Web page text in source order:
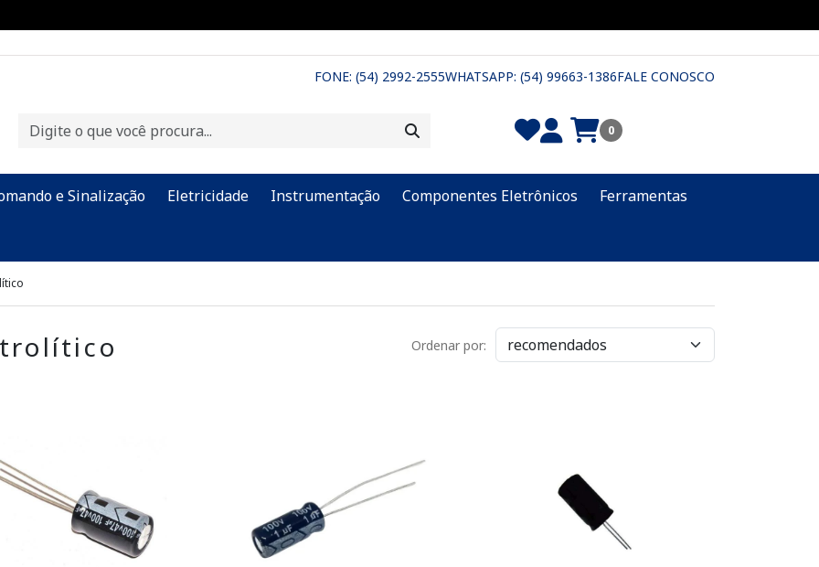
FONE: (54) 2992-2555WHATSAPP: (54) 99663-1386FALE CONOSCO
0
e Sinalização Eletricidade Instrumentação Componentes Eletrônicos Ferramentas
Ordenar por: